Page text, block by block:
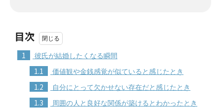
目次
1 彼氏が結婚したくなる瞬間
1.1 価値観や金銭感覚が似ていると感じたとき
1.2 自分にとって欠かせない存在だと感じたとき
1.3 周囲の人と良好な関係が築けるとわかったとき